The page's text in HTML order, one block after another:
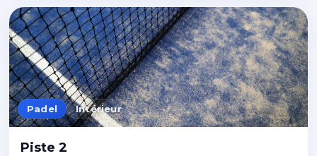
Padel Intérieur
Piste 2